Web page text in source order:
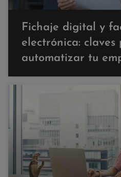
Fichaje digital y
electrónica: claves
automatizar tu